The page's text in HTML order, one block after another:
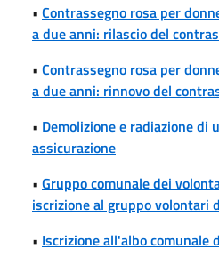
• Contrassegno rosa per
a due anni: rilascio del
• Contrassegno rosa per
a due anni: rinnovo del
• Demolizione e radiazione di
assicurazione
• Gruppo comunale dei
iscrizione al gruppo volontari
• Iscrizione all'albo comunale